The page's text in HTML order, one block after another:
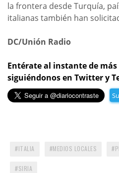
la frontera desde Turquía,
italianas también han
DC/Unión Radio
Entérate al instante de
siguiéndonos en Twitter y
ITALIA MEDIOS LOCALES
SIRIA